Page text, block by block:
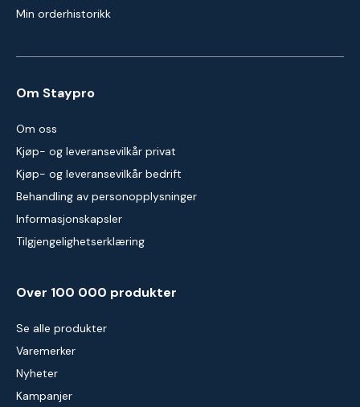
Min orderhistorikk
Om Staypro
Om oss
Kjøp- og leveransevilkår privat
Kjøp- og leveransevilkår bedrift
Behandling av personopplysninger
Informasjonskapsler
Tilgjengelighetserklæring
Over 100 000 produkter
Se alle produkter
Varemerker
Nyheter
Kampanjer